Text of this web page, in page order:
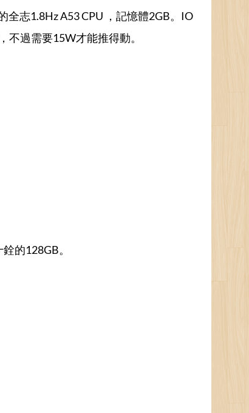
全志1.8Hz A53 CPU ，記憶體2GB。IO
不過需要15W才能推得動。
的128GB。